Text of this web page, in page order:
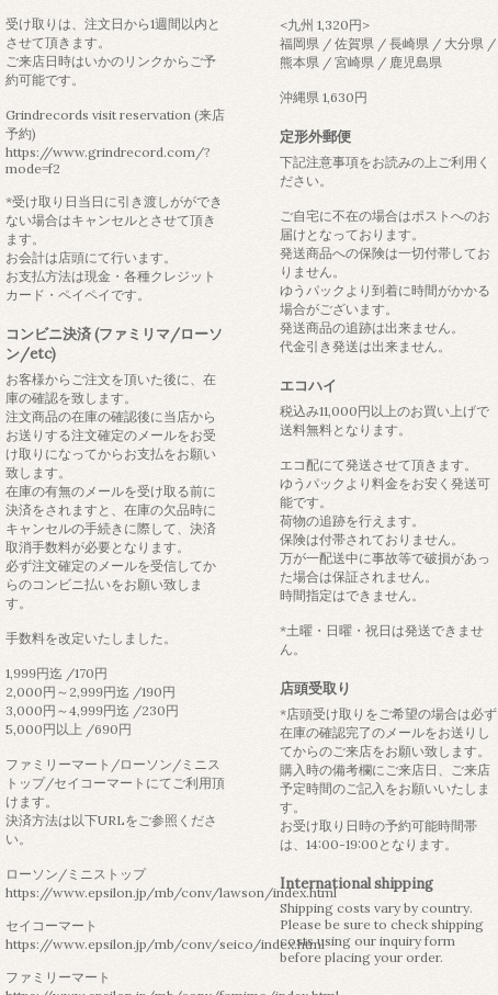
受け取りは、注文日から1週間以内と
させて頂きます。
ご来店日時はいかのリンクからご予
約可能です。
Grindrecords visit reservation (来店
予約)
https://www.grindrecord.com/?
mode=f2
*受け取り日当日に引き渡しがができ
ない場合はキャンセルとさせて頂き
ます。
お会計は店頭にて行います。
お支払方法は現金・各種クレジット
カード・ペイペイです。
コンビニ決済 (ファミリマ/ローソ
ン/etc)
お客様からご注文を頂いた後に、在
庫の確認を致します。
注文商品の在庫の確認後に当店から
お送りする注文確定のメールをお受
け取りになってからお支払をお願い
致します。
在庫の有無のメールを受け取る前に
決済をされますと、在庫の欠品時に
キャンセルの手続きに際して、決済
取消手数料が必要となります。
必ず注文確定のメールを受信してか
らのコンビニ払いをお願い致しま
す。
手数料を改定いたしました。
1,999円迄 /170円
2,000円～2,999円迄 /190円
3,000円～4,999円迄 /230円
5,000円以上 /690円
ファミリーマート/ローソン/ミニス
トップ/セイコーマートにてご利用頂
けます。
決済方法は以下URLをご参照くださ
い。
ローソン/ミニストップ
https://www.epsilon.jp/mb/conv/lawson/index.html
セイコーマート
https://www.epsilon.jp/mb/conv/seico/index.html
ファミリーマート
<九州 1,320円>
福岡県 / 佐賀県 / 長崎県 / 大分県 /
熊本県 / 宮崎県 / 鹿児島県
沖縄県 1,630円
定形外郵便
下記注意事項をお読みの上ご利用く
ださい。
ご自宅に不在の場合はポストへのお
届けとなっております。
発送商品への保険は一切付帯してお
りません。
ゆうパックより到着に時間がかかる
場合がございます。
発送商品の追跡は出来ません。
代金引き発送は出来ません。
エコハイ
税込み11,000円以上のお買い上げで
送料無料となります。
エコ配にて発送させて頂きます。
ゆうパックより料金をお安く発送可
能です。
荷物の追跡を行えます。
保険は付帯されておりません。
万が一配送中に事故等で破損があっ
た場合は保証されません。
時間指定はできません。
*土曜・日曜・祝日は発送できませ
ん。
店頭受取り
*店頭受け取りをご希望の場合は必ず
在庫の確認完了のメールをお送りし
てからのご来店をお願い致します。
購入時の備考欄にご来店日、ご来店
予定時間のご記入をお願いいたしま
す。
お受け取り日時の予約可能時間帯
は、14:00-19:00となります。
International shipping
Shipping costs vary by country.
Please be sure to check shipping
costs using our inquiry form
before placing your order.